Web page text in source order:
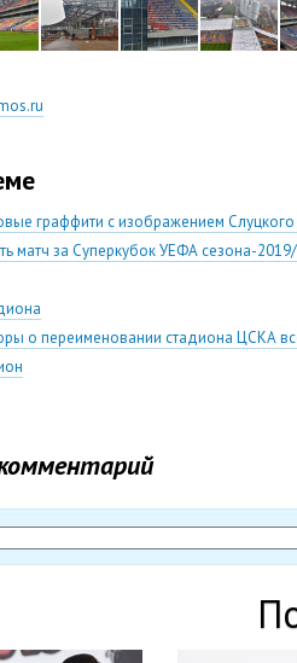
граффити с изображением Слуцкого
матч за Суперкубок УЕФА сезона-
о переименовании стадиона ЦСКА